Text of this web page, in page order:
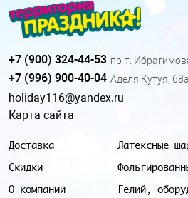
Доставка
Скидки
О компании
Латексные
Гелий,
+7 (900) 324-44-53 пр-т.
+7 (996) 900-40-04 Аделя Кутуя, 68а
holiday116@yandex.ru
Карта сайта